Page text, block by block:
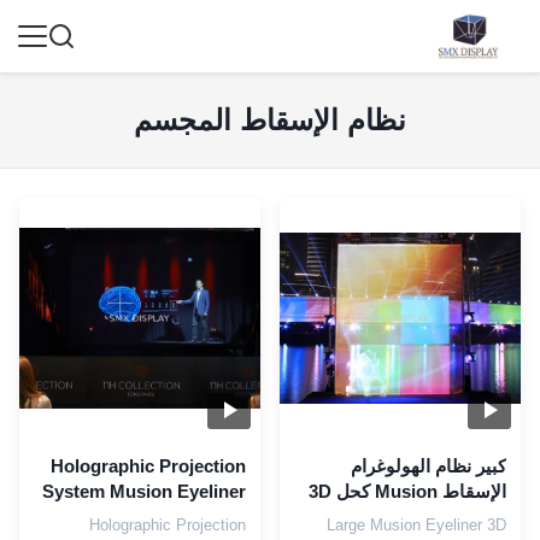
نظام الإسقاط المجسم
كبير نظام الهولوغرام
الإسقاط Musion كحل 3D
لالهولوغرام حفلة
Large Musion Eyeliner 3D
Holographic Projection
System Musion Eyeliner
احباط الهولوغرام 3D
Holographic Projection